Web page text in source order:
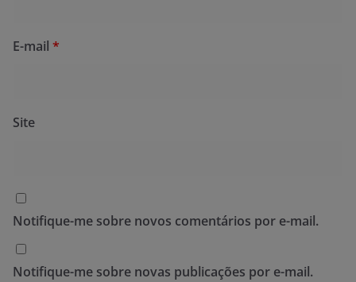
E-mail *
Site
Notifique-me sobre novos comentários por e-mail.
Notifique-me sobre novas publicações por e-mail.